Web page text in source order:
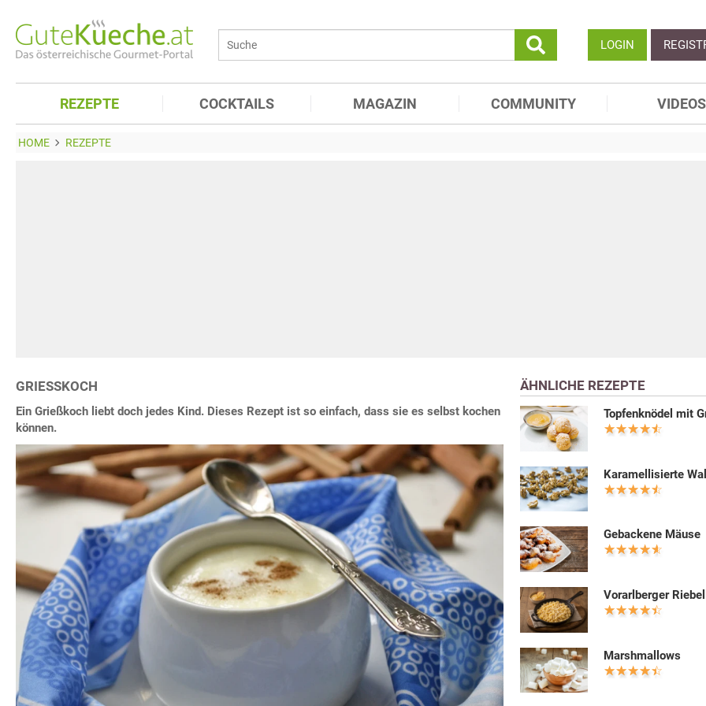
LOGIN
REZEPTE COCKTAILS MAGAZIN COMMUNITY VIDEOS
HOME REZEPTE
GRIESSKOCH
Ein Grießkoch liebt doch jedes Kind. Dieses Rezept ist so einfach, dass sie es selbst kochen
können.
ÄHNLICHE REZEPTE
Topfenknödel mit
Karamellisierte
Gebackene Mäuse
Vorarlberger Riebel
Marshmallows